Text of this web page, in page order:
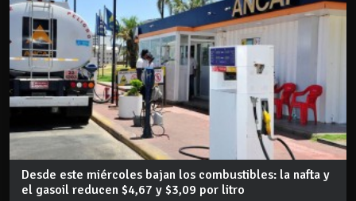
Desde este miércoles bajan los combustibles: la nafta y
el gasoil reducen $4,67 y $3,09 por litro